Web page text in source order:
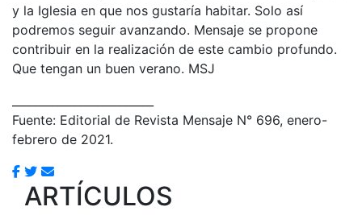
y la Iglesia en que nos gustaría habitar. Solo así
podremos seguir avanzando. Mensaje se propone
contribuir en la realización de este cambio profundo.
Que tengan un buen verano. MSJ
Fuente: Editorial de Revista Mensaje N° 696, enero-
febrero de 2021.
ARTÍCULOS